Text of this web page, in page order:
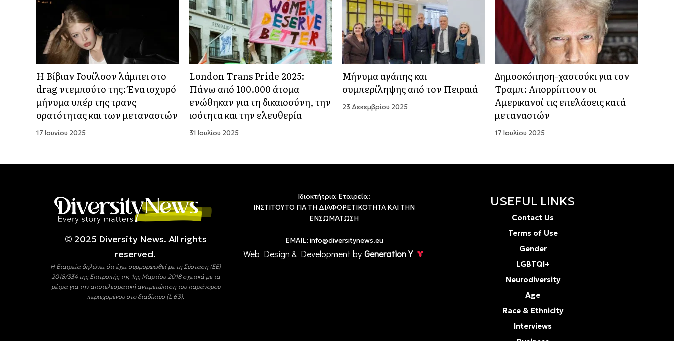
Η Βίβιαν Γουίλσον λάμπει στο
drag ντεμπούτο της: Ένα ισχυρό
μήνυμα υπέρ της τρανς
ορατότητας και των μεταναστών
17 Ιουνίου 2025
London Trans Pride 2025:
Πάνω από 100.000 άτομα
ενώθηκαν για τη δικαιοσύνη, την
ισότητα και την ελευθερία
31 Ιουλίου 2025
Μήνυμα αγάπης και
συμπερίληψης από τον Πειραιά
23 Δεκεμβρίου 2025
Δημοσκόπηση-χαστούκι για τον
Τραμπ: Απορρίπτουν οι
Αμερικανοί τις επελάσεις κατά
μεταναστών
17 Ιουλίου 2025
© 2025 Diversity Νews. All rights
reserved.
Η Εταιρεία δηλώνει ότι έχει συμμορφωθεί με τη Σύσταση (ΕΕ)
2018/334 της Επιτροπής της 1ης Μαρτίου 2018 σχετικά με τα
μέτρα για την αποτελεσματική αντιμετώπιση του παράνομου
περιεχομένου στο διαδίκτυο (L 63).
Ιδιοκτήτρια Εταιρεία:
ΙΝΣΤΙΤΟΥΤΟ ΓΙΑ ΤΗ ΔΙΑΦΟΡΕΤΙΚΟΤΗΤΑ ΚΑΙ ΤΗΝ
ΕΝΣΩΜΑΤΩΣΗ
EMAIL: info@diversitynews.eu
Web Design & Development by Generation Y
USEFUL LINKS
Contact Us
Terms of Use
Gender
LGBTQI+
Neurodiversity
Age
Race & Ethnicity
Interviews